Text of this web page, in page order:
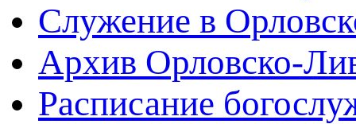
Служение в
Архив Орловско-
Расписание